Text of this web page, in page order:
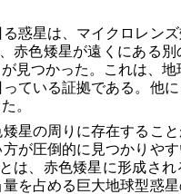
惑星は、マイクロレンズ
赤色矮星が遠くにある
見つかった。これは、地
ている証拠である。他
。
星の周りに存在するこ
が圧倒的に見つかりや
は、赤色矮星に形成さ
を占める巨大地球型惑